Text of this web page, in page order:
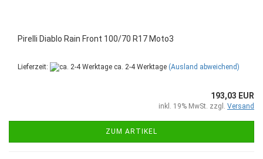
Pirelli Diablo Rain Front 100/70 R17 Moto3
Lieferzeit: ca. 2-4 Werktage (Ausland abweichend)
193,03 EUR
inkl. 19% MwSt. zzgl. Versand
ZUM ARTIKEL